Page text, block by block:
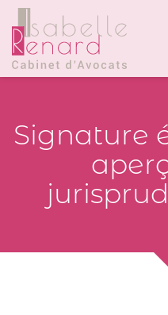
Signature